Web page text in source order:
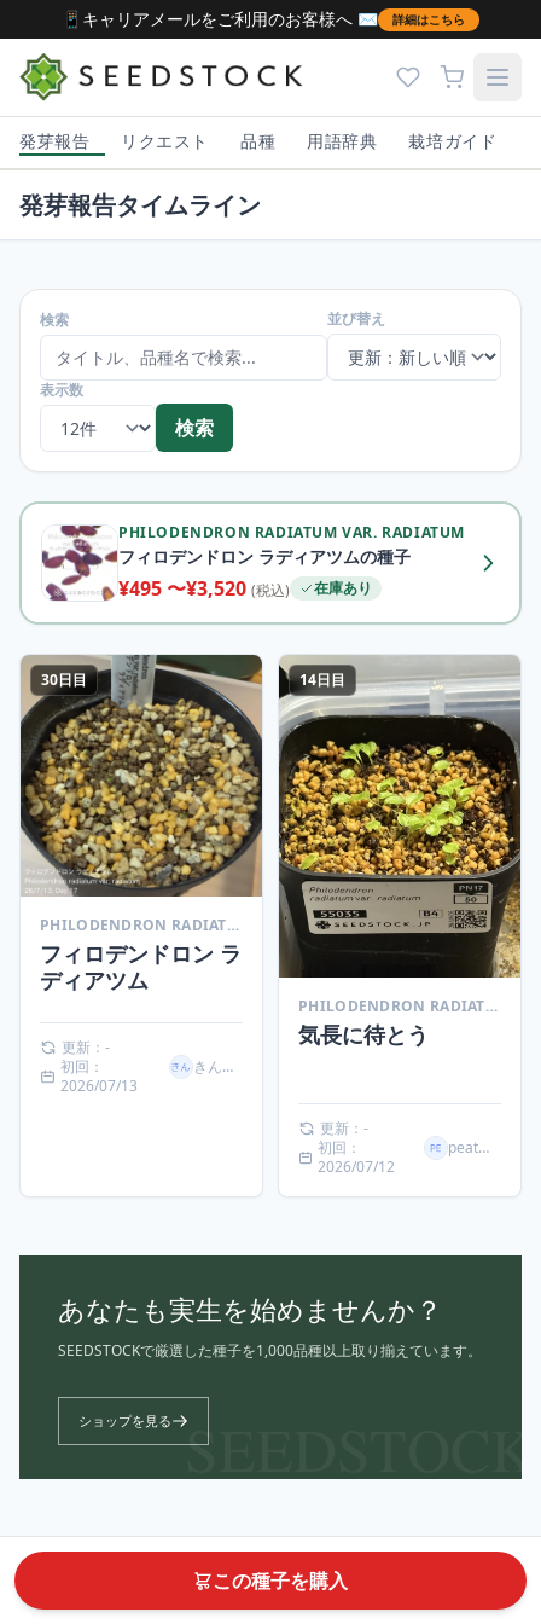
📱キャリアメールをご利用のお客様へ ✉️ 詳細はこちら
発芽報告 リクエスト 品種 用語辞典 栽培ガイド
発芽報告タイムライン
検索 並び替え
表示数
検索
PHILODENDRON RADIATUM VAR. RADIATUM
フィロデンドロン ラディアツムの種子
¥495 〜¥3,520 (税込) 在庫あり
30日目
PHILODENDRON RADIATUM VAR. RADIATUM (フィロデンドロン ラディアツム)
フィロデンドロン ラ
ディアツム
更新：-
初回：
2026/07/13
きんたろ
14日目
PHILODENDRON RADIATUM VAR. RADIATUM (フィロデンドロン ラディアツム)
気長に待とう
更新：-
初回：
2026/07/12
peatMOS
SEEDSTOCK
あなたも実生を始めませんか？
SEEDSTOCKで厳選した種子を1,000品種以上取り揃えています。
ショップを見る
この種子を購入